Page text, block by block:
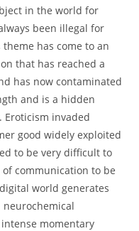
in the world for
been illegal for
has come to an
that has reached a
has now contaminated
and is a hidden
Eroticism invaded
good widely exploited
to be very difficult to
communication to be
world generates
momentary